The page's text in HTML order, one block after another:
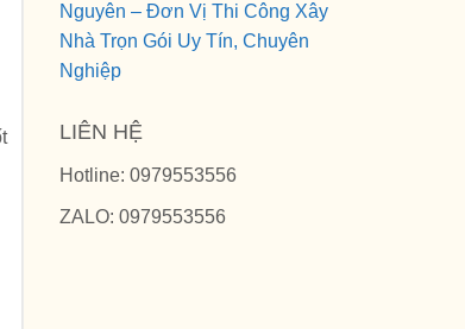
Nguyên – Đơn Vị Thi Công Xây
Nhà Trọn Gói Uy Tín, Chuyên
Nghiệp
LIÊN HỆ
Hotline: 0979553556
ZALO: 0979553556